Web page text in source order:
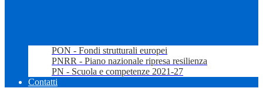
PON - Fondi strutturali europei
PNRR - Piano nazionale ripresa resilienza
PN - Scuola e competenze 2021-27
Contatti